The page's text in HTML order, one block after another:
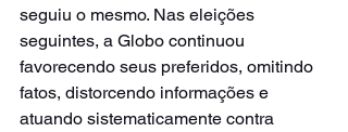
seguiu o mesmo. Nas eleições
seguintes, a Globo continuou
favorecendo seus preferidos, omitindo
fatos, distorcendo informações e
atuando sistematicamente contra